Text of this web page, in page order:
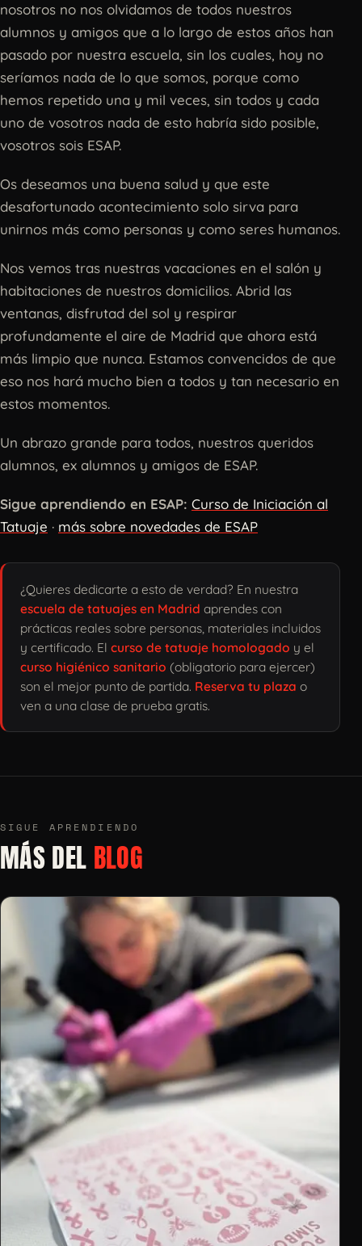
nosotros no nos olvidamos de todos nuestros
alumnos y amigos que a lo largo de estos años han
pasado por nuestra escuela, sin los cuales, hoy no
seríamos nada de lo que somos, porque como
hemos repetido una y mil veces, sin todos y cada
uno de vosotros nada de esto habría sido posible,
vosotros sois ESAP.
Os deseamos una buena salud y que este
desafortunado acontecimiento solo sirva para
unirnos más como personas y como seres humanos.
Nos vemos tras nuestras vacaciones en el salón y
habitaciones de nuestros domicilios. Abrid las
ventanas, disfrutad del sol y respirar
profundamente el aire de Madrid que ahora está
más limpio que nunca. Estamos convencidos de que
eso nos hará mucho bien a todos y tan necesario en
estos momentos.
Un abrazo grande para todos, nuestros queridos
alumnos, ex alumnos y amigos de ESAP.
Sigue aprendiendo en ESAP: Curso de Iniciación al
Tatuaje · más sobre novedades de ESAP
¿Quieres dedicarte a esto de verdad? En nuestra
escuela de tatuajes en Madrid aprendes con
prácticas reales sobre personas, materiales incluidos
y certificado. El curso de tatuaje homologado y el
curso higiénico sanitario (obligatorio para ejercer)
son el mejor punto de partida. Reserva tu plaza o
ven a una clase de prueba gratis.
SIGUE APRENDIENDO
MÁS DEL BLOG